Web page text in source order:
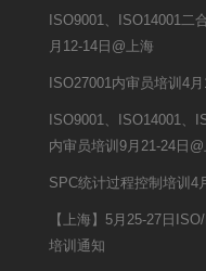
ISO9001、ISO14001二
月12-14日@上海
ISO27001内审员培训4
ISO9001、ISO14001、
内审员培训9月21-24日
SPC统计过程控制培训4
【上海】5月25-27日
培训通知